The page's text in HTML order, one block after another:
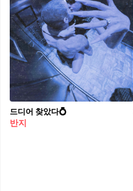
드디어 찾았다💍
반지